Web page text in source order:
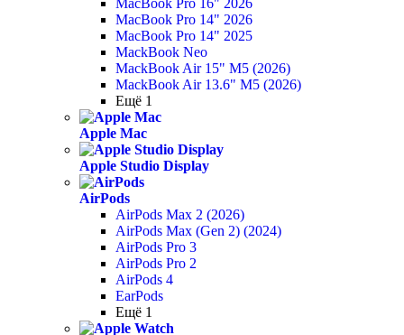
MacBook Pro 16" 2026
MacBook Pro 14" 2026
MacBook Pro 14" 2025
MackBook Neo
MackBook Air 15" M5 (2026)
MackBook Air 13.6" M5 (2026)
Ещё 1
Apple Mac
Apple Studio Display
AirPods
AirPods Max 2 (2026)
AirPods Max (Gen 2) (2024)
AirPods Pro 3
AirPods Pro 2
AirPods 4
EarPods
Ещё 1